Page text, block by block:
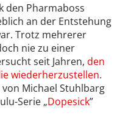
den Pharmaboss
an der Entstehung
Trotz mehrerer
nie zu einer
seit Jahren, den
wiederherzustellen.
Michael Stuhlbarg
Serie „Dopesick”